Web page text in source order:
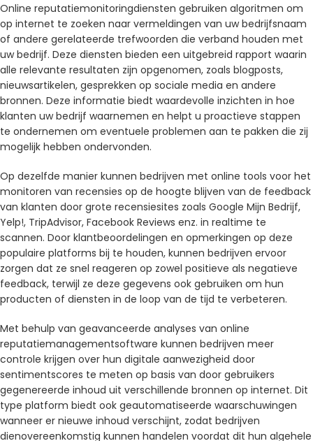
Online reputatiemonitoringdiensten gebruiken algoritmen om
op internet te zoeken naar vermeldingen van uw bedrijfsnaam
of andere gerelateerde trefwoorden die verband houden met
uw bedrijf. Deze diensten bieden een uitgebreid rapport waarin
alle relevante resultaten zijn opgenomen, zoals blogposts,
nieuwsartikelen, gesprekken op sociale media en andere
bronnen. Deze informatie biedt waardevolle inzichten in hoe
klanten uw bedrijf waarnemen en helpt u proactieve stappen
te ondernemen om eventuele problemen aan te pakken die zij
mogelijk hebben ondervonden.
Op dezelfde manier kunnen bedrijven met online tools voor het
monitoren van recensies op de hoogte blijven van de feedback
van klanten door grote recensiesites zoals Google Mijn Bedrijf,
Yelp!, TripAdvisor, Facebook Reviews enz. in realtime te
scannen. Door klantbeoordelingen en opmerkingen op deze
populaire platforms bij te houden, kunnen bedrijven ervoor
zorgen dat ze snel reageren op zowel positieve als negatieve
feedback, terwijl ze deze gegevens ook gebruiken om hun
producten of diensten in de loop van de tijd te verbeteren.
Met behulp van geavanceerde analyses van online
reputatiemanagementsoftware kunnen bedrijven meer
controle krijgen over hun digitale aanwezigheid door
sentimentscores te meten op basis van door gebruikers
gegenereerde inhoud uit verschillende bronnen op internet. Dit
type platform biedt ook geautomatiseerde waarschuwingen
wanneer er nieuwe inhoud verschijnt, zodat bedrijven
dienovereenkomstig kunnen handelen voordat dit hun algehele